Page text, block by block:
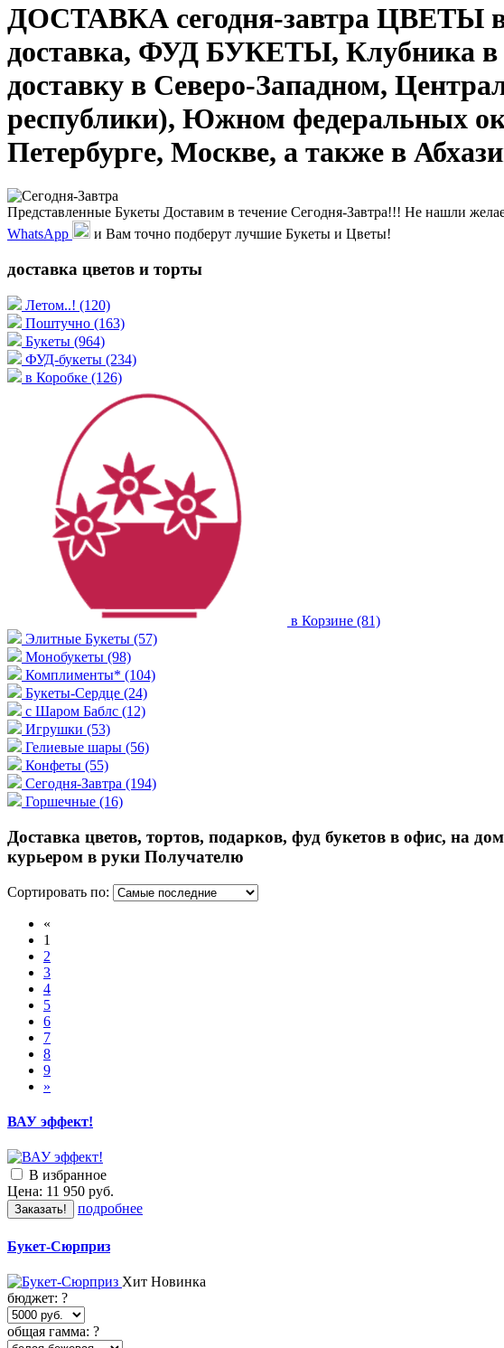
ДОСТАВКА сегодня-завтра ЦВЕТЫ
доставка, ФУД БУКЕТЫ, Клубника в
доставку в Северо-Западном,
республики), Южном федеральных
Петербурге, Москве, а также в
Представленные Букеты Доставим в течение Сегодня-Завтра!!! Не нашли
WhatsApp
и Вам точно подберут лучшие Букеты и Цветы!
доставка цветов и торты
Летом..! (120)
Поштучно (163)
Букеты (964)
ФУД-букеты (234)
в Коробке (126)
в Корзине (81)
Элитные Букеты (57)
Монобукеты (98)
Комплименты* (104)
Букеты-Сердце (24)
с Шаром Баблс (12)
Игрушки (53)
Гелиевые шары (56)
Конфеты (55)
Сегодня-Завтра (194)
Горшечные (16)
Доставка цветов, тортов, подарков, фуд букетов в офис, на
курьером в руки Получателю
Сортировать по:
«
1
2
3
4
5
6
7
8
9
»
ВАУ эффект!
В избранное
Цена: 11 950 руб.
Заказать! подробнее
Букет-Сюрприз
Хит Новинка
бюджет: ?
общая гамма: ?